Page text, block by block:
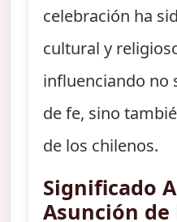
celebración ha
cultural y
influenciando no
de fe, sino
de los chilenos.
Significado
Asunción de